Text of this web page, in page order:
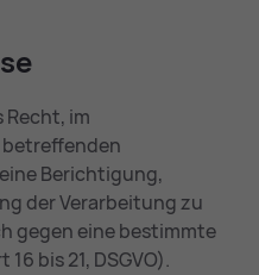
im
betreffenden
Berichtigung,
der Verarbeitung zu
gegen eine bestimmte
bis 21, DSGVO).